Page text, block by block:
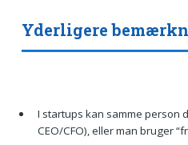
Yderligere
I startups kan samme person
CEO/CFO), eller man bruger